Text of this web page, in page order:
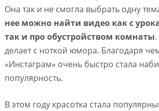
Она так и не смогла выбрать одну
нее можно найти видео как с
так и про обустройством комнаты
делает с ноткой юмора. Благодаря
«Инстаграм» очень быстро стала
популярность.
В этом году красотка стала